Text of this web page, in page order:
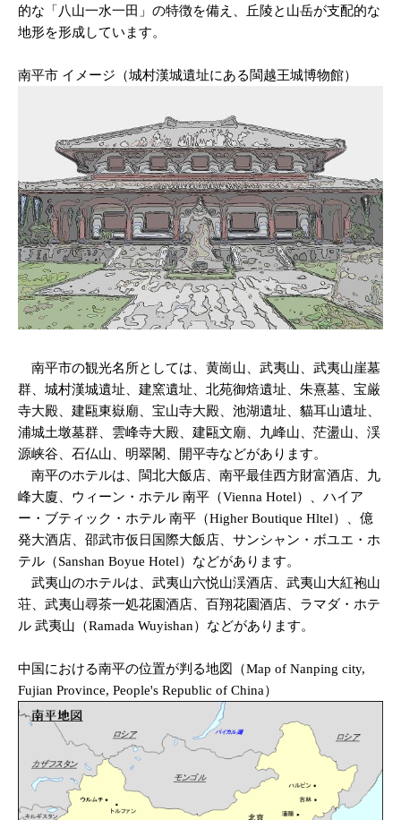
的な「八山一水一田」の特徴を備え、丘陵と山岳が支配的な
地形を形成しています。
南平市 イメージ（城村漢城遺址にある閩越王城博物館）
南平市の観光名所としては、黄崗山、武夷山、武夷山崖墓
群、城村漢城遺址、建窯遺址、北苑御焙遺址、朱熹墓、宝厳
寺大殿、建甌東嶽廟、宝山寺大殿、池湖遺址、貓耳山遺址、
浦城土墩墓群、雲峰寺大殿、建甌文廟、九峰山、茫盪山、渓
源峡谷、石仏山、明翠閣、開平寺などがあります。
南平のホテルは、閩北大飯店、南平最佳西方財富酒店、九
峰大廈、ウィーン・ホテル 南平（Vienna Hotel）、ハイア
ー・ブティック・ホテル 南平（Higher Boutique Hltel）、億
発大酒店、邵武市仮日国際大飯店、サンシャン・ボユエ・ホ
テル（Sanshan Boyue Hotel）などがあります。
武夷山のホテルは、武夷山六悦山渓酒店、武夷山大紅袍山
荘、武夷山尋茶一処花園酒店、百翔花園酒店、ラマダ・ホテ
ル 武夷山（Ramada Wuyishan）などがあります。
中国における南平の位置が判る地図（Map of Nanping city,
Fujian Province, People's Republic of China）